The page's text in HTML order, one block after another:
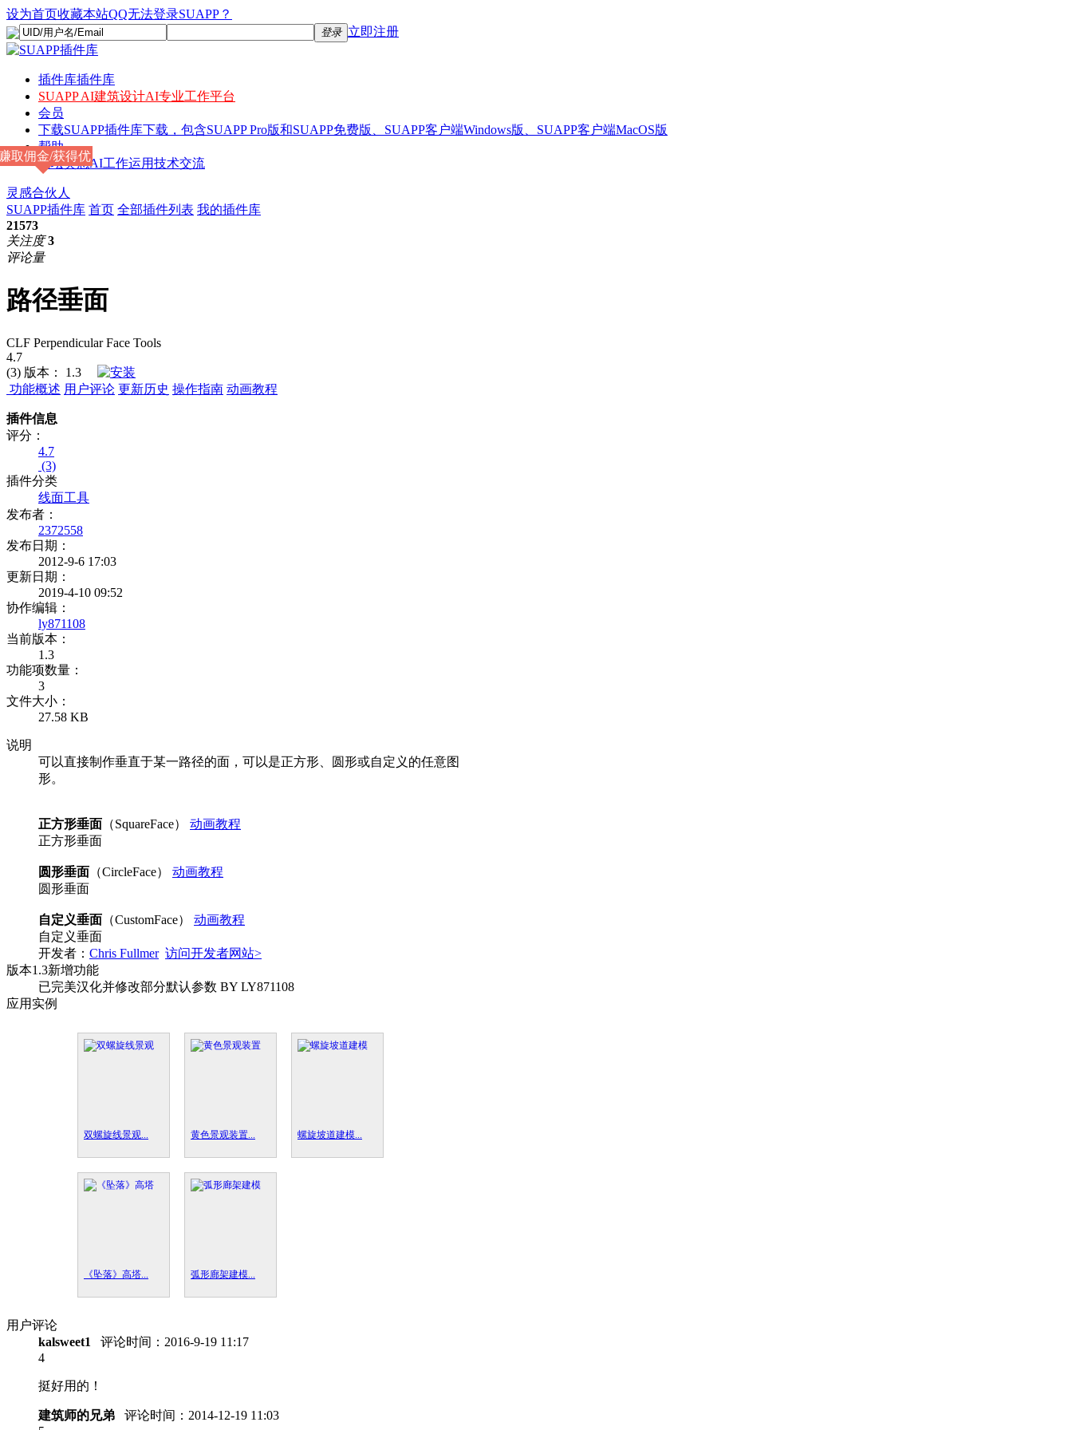
设为首页收藏本站QQ无法登录SUAPP？
登录 立即注册
插件库插件库
SUAPP AI建筑设计AI专业工作平台
会员
下载SUAPP插件库下载，包含SUAPP Pro版和SUAPP免费版、SUAPP客户端Windows版、SUAPP客户端MacOS版
帮助
论坛灵感AI工作运用技术交流
灵感合伙人
取佣金/获得优
惠
SUAPP插件库 首页 全部插件列表 我的插件库
21573
关注度 3
评论量
路径垂面
CLF Perpendicular Face Tools
4.7
(3) 版本：
1.3
功能概述 用户评论 更新历史 操作指南 动画教程
插件信息
评分：
4.7
(3)
插件分类
线面工具
发布者：
2372558
发布日期：
2012-9-6 17:03
更新日期：
2019-4-10 09:52
协作编辑：
ly871108
当前版本：
1.3
功能项数量：
3
文件大小：
27.58 KB
说明
可以直接制作垂直于某一路径的面，可以是正方形、圆形或自定义的任意图
形。
正方形垂面 （SquareFace）
动画教程
正方形垂面
圆形垂面 （CircleFace）
动画教程
圆形垂面
自定义垂面 （CustomFace）
动画教程
自定义垂面
开发者： Chris Fullmer 访问开发者网站>
版本1.3新增功能
已完美汉化并修改部分默认参数 BY LY871108
应用实例
双螺旋线景观... 黄色景观装置... 螺旋坡道建模...
《坠落》高塔... 弧形廊架建模...
用户评论
kalsweet1
评论时间： 2016-9-19 11:17
4
挺好用的！
建筑师的兄弟 评论时间： 2014-12-19 11:03